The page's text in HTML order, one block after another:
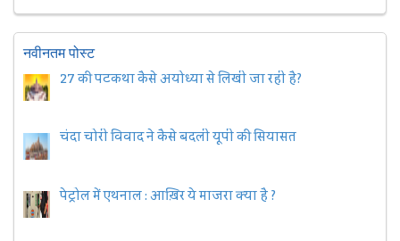
नवीनतम पोस्ट
27 की पटकथा कैसे अयोध्या से लिखी जा रही है?
चंदा चोरी विवाद ने कैसे बदली यूपी की सियासत
पेट्रोल में एथनाल : आख़िर ये माजरा क्या है ?